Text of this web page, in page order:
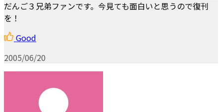
だんご３兄弟ファンです。今見ても面白いと思うので復刊
を！
Good
2005/06/20